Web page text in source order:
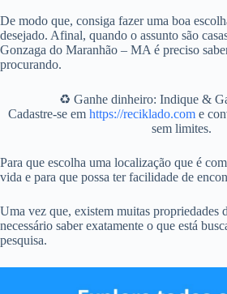
De modo que, consiga fazer uma boa
desejado. Afinal, quando o assunto são
Gonzaga do Maranhão – MA é preciso
procurando.
♻️ Ganhe dinheiro: Indique &
Cadastre-se em https://reciklado.come
sem limites.
Para que escolha uma localização que é
vida e para que possa ter facilidade de
Uma vez que, existem muitas propriedades
necessário saber exatamente o que está
pesquisa.